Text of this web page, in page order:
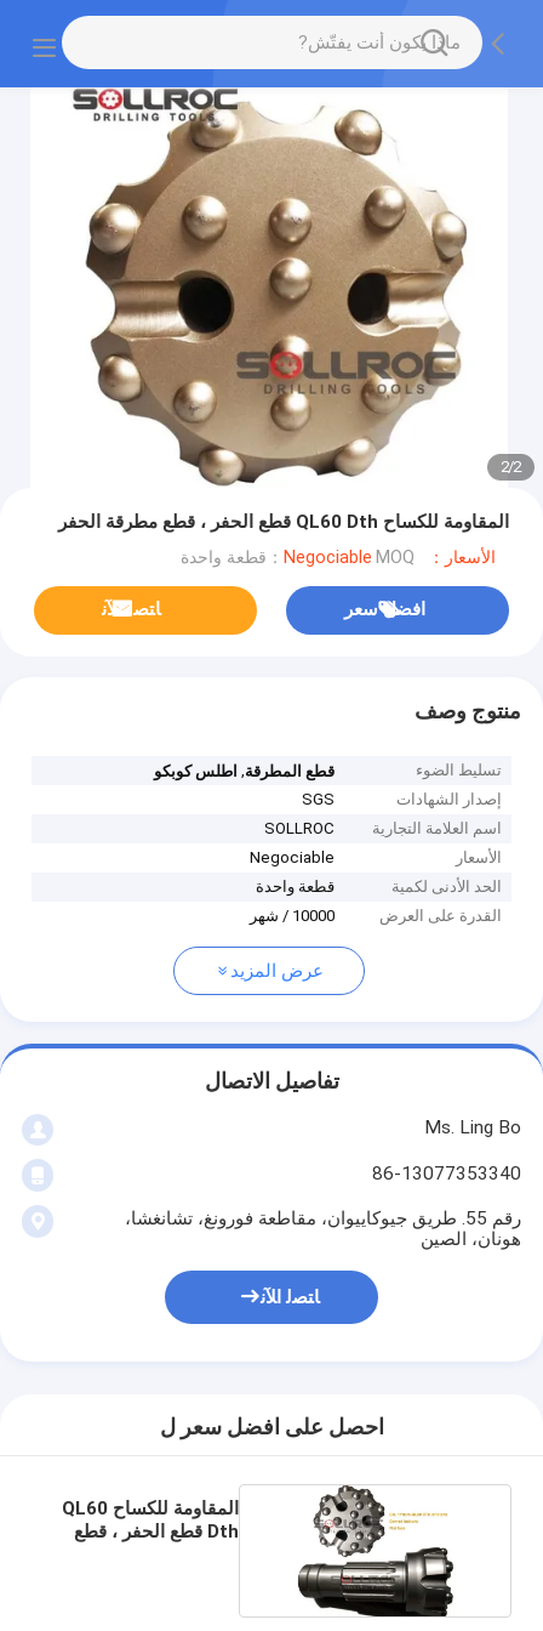
2
/
2
المقاومة للكساح QL60 Dth قطع الحفر ، قطع مطرقة الحفر
الأسعار：Negociable MOQ：قطعة واحدة
افضل سعر ﺎﺘﺼﻟ ﺍﻶﻧ
منتوج وصف
تسليط الضوء قطع المطرقة, اطلس كوبكو
إصدار الشهادات
SGS
اسم العلامة التجارية
SOLLROC
الأسعار
Negociable
الحد الأدنى لكمية
قطعة واحدة
القدرة على العرض
10000 / شهر
عرض المزيد
تفاصيل الاتصال
Ms. Ling Bo
86-13077353340
رقم 55. طريق جيوكاييوان، مقاطعة فورونغ، تشانغشا،
هونان، الصين
ﺎﺘﺼﻟ ﺍﻶﻧ
احصل على افضل سعر ل
المقاومة للكساح QL60
Dth قطع الحفر ، قطع